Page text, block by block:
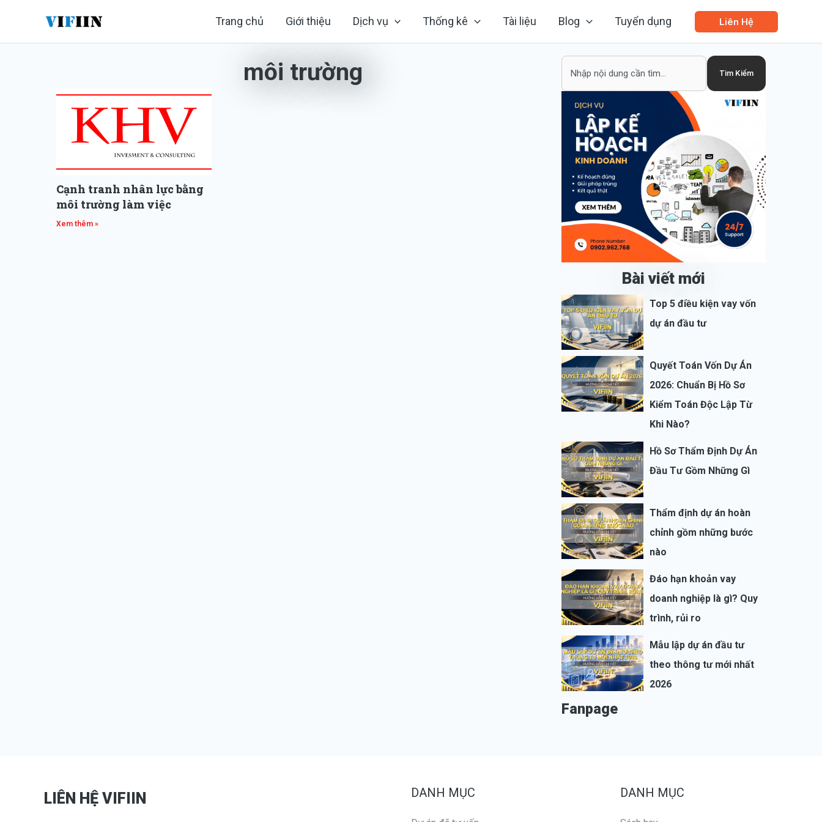
Trang chủ Giới thiệu Dịch vụ Thống kê Tài liệu Blog Tuyển dụng Liên Hệ
môi trường
Cạnh tranh nhân lực bằng
môi trường làm việc
Xem thêm »
Tìm Kiếm
Bài viết mới
Top 5 điều kiện vay vốn
dự án đầu tư
Quyết Toán Vốn Dự Án
2026: Chuẩn Bị Hồ Sơ
Kiểm Toán Độc Lập Từ
Khi Nào?
Hồ Sơ Thẩm Định Dự Án
Đầu Tư Gồm Những Gì
Thẩm định dự án hoàn
chỉnh gồm những bước
nào
Đáo hạn khoản vay
doanh nghiệp là gì? Quy
trình, rủi ro
Mẫu lập dự án đầu tư
theo thông tư mới nhất
2026
Fanpage
LIÊN HỆ VIFIIN DANH MỤC DANH MỤC